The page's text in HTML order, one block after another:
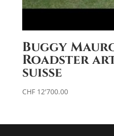
Buggy
Roadster
suisse
CHF12'700.00